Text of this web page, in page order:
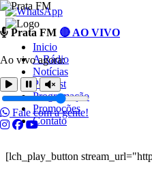
Ir
para
conteúdo
Inicio
A Rádio
Notícias
Podcast
Programação
Promoções
Contato
[lch_play_button
Prata FM 🔴 AO VIVO
Ao vivo agora:
Fale com a gente!